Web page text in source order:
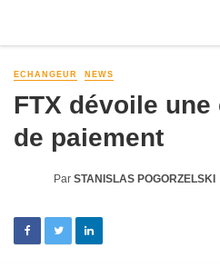
ECHANGEUR NEWS
FTX dévoile
de paiement
Par STANISLAS POGORZELSKI